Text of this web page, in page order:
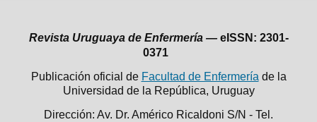
Revista Uruguaya de Enfermería — eISSN: 2301-
0371
Publicación oficial de Facultad de Enfermería de la
Universidad de la República, Uruguay
Dirección: Av. Dr. Américo Ricaldoni S/N - Tel.